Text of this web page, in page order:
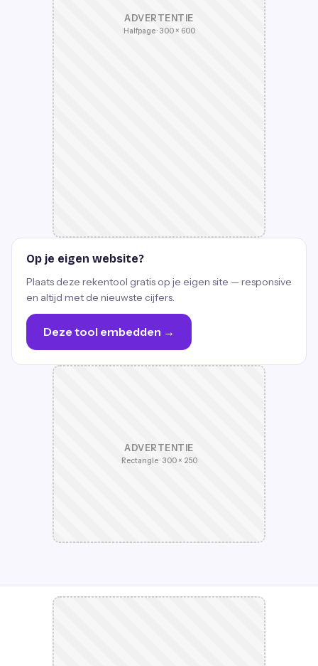
ADVERTENTIE
Halfpage · 300 × 600
Op je eigen website?
Plaats deze rekentool gratis op je eigen site — responsive
en altijd met de nieuwste cijfers.
Deze tool embedden →
ADVERTENTIE
Rectangle · 300 × 250